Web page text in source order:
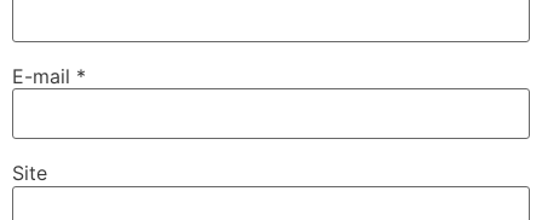
E-mail *
Site